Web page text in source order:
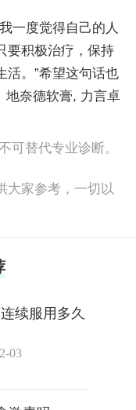
一度觉得自己的人
要积极治疗，保持
活。”希望这句话也
地奈德软膏, 力言卓
可替代专业诊断。
大家参考，一切以
续服用多久
03